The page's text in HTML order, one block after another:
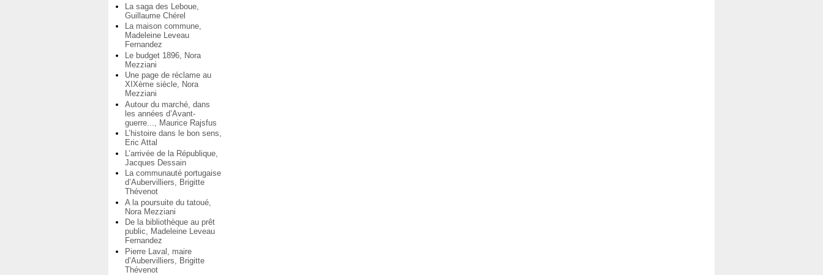
La saga des Leboue,
Guillaume Chérel
La maison commune,
Madeleine Leveau
Fernandez
Le budget 1896, Nora
Mezziani
Une page de réclame au
XIXème siècle, Nora
Mezziani
Autour du marché, dans
les années d’Avant-
guerre..., Maurice Rajsfus
L’histoire dans le bon sens,
Eric Attal
L’arrivée de la République,
Jacques Dessain
La communauté portugaise
d’Aubervilliers, Brigitte
Thévenot
A la poursuite du tatoué,
Nora Mezziani
De la bibliothèque au prêt
public, Madeleine Leveau
Fernandez
Pierre Laval, maire
d’Aubervilliers, Brigitte
Thévenot